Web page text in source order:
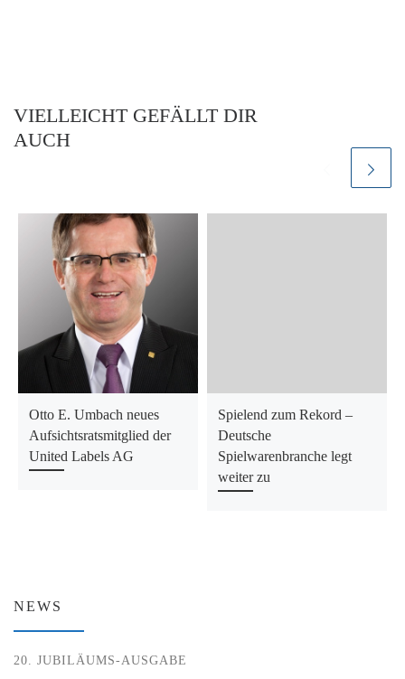
VIELLEICHT GEFÄLLT DIR
AUCH
Otto E. Umbach neues
Aufsichtsratsmitglied der
United Labels AG
Spielend zum Rekord –
Deutsche
Spielwarenbranche legt
weiter zu
NEWS
20. JUBILÄUMS-AUSGABE